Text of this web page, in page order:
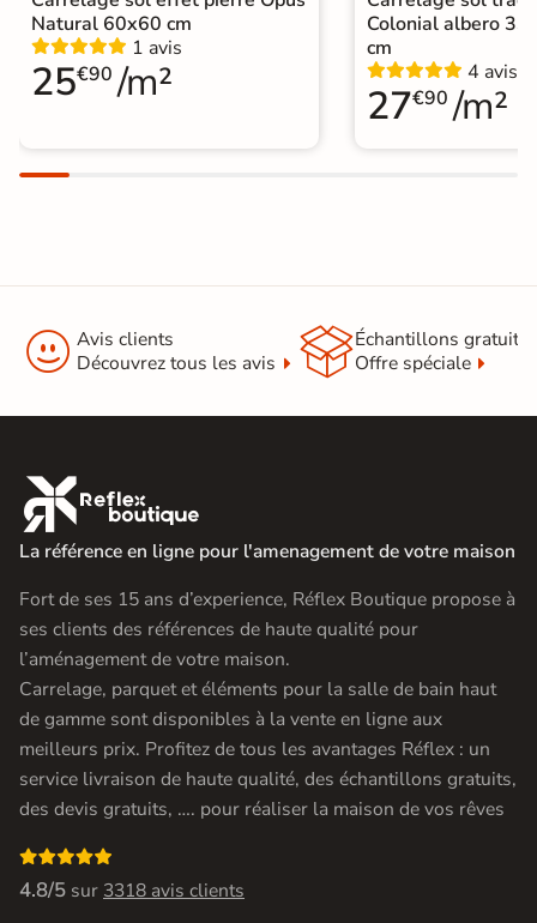
Natural 60x60 cm
1 avis
25€90 /m²
Colonial albero
cm
4 avis
27€90 /m²
 Avis clients
Découvrez tous les avis
Échantillons gratuit
Offre spéciale

La référence en ligne pour l'amenagement de votre maison
Fort de ses 15 ans d’experience, Réflex Boutique propose à
ses clients des références de haute qualité pour
l’aménagement de votre maison.
Carrelage, parquet et éléments pour la salle de bain haut
de gamme sont disponibles à la vente en ligne aux
meilleurs prix. Profitez de tous les avantages Réflex : un
service livraison de haute qualité, des échantillons gratuits,
des devis gratuits, …. pour réaliser la maison de vos rêves

4.8/5 sur 3318 avis clients